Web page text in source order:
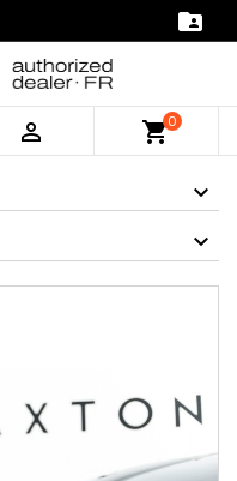

 shopping_cart0